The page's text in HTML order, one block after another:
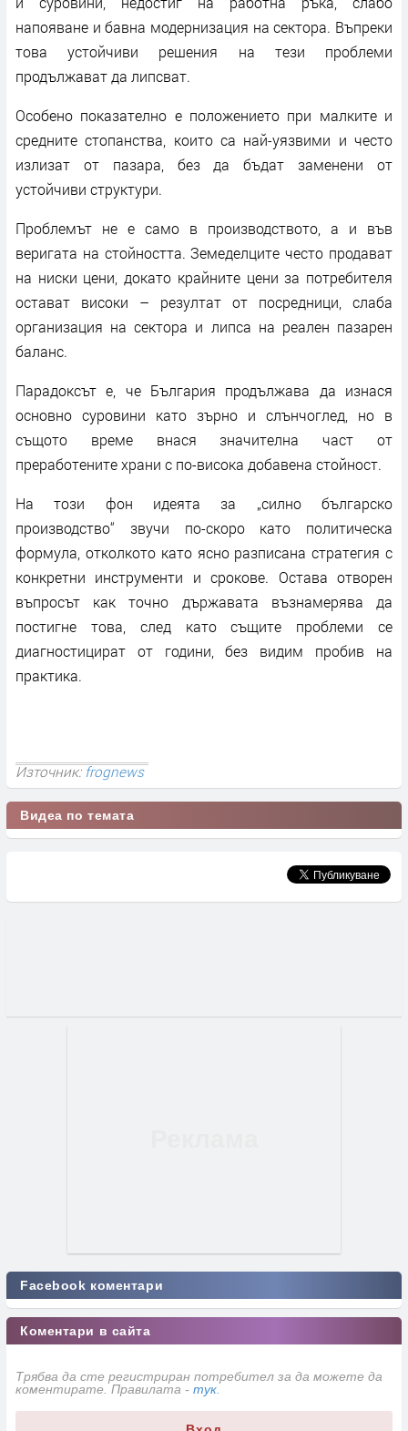
напояване и бавна модернизация на сектора. Въпреки
това устойчиви решения на тези проблеми
продължават да липсват.
Особено показателно е положението при малките и
средните стопанства, които са най-уязвими и често
излизат от пазара, без да бъдат заменени от
устойчиви структури.
Проблемът не е само в производството, а и във
веригата на стойността. Земеделците често продават
на ниски цени, докато крайните цени за потребителя
остават високи – резултат от посредници, слаба
организация на сектора и липса на реален пазарен
баланс.
Парадоксът е, че България продължава да изнася
основно суровини като зърно и слънчоглед, но в
същото време внася значителна част от
преработените храни с по-висока добавена стойност.
На този фон идеята за „силно българско
производство“ звучи по-скоро като политическа
формула, отколкото като ясно разписана стратегия с
конкретни инструменти и срокове. Остава отворен
въпросът как точно държавата възнамерява да
постигне това, след като същите проблеми се
диагностицират от години, без видим пробив на
практика.
Източник:frognews
Видеа по темата
Facebook коментари
Коментари в сайта
Трябва да сте регистриран потребител за да можете да
коментирате. Правилата - тук